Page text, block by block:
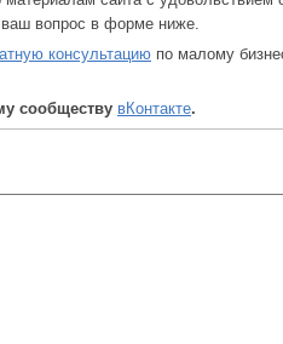
ваш вопрос в форме ниже.
консультацию по малому
сообществу вКонтакте.